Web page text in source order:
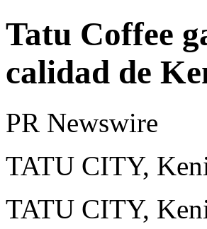
Tatu Coffee
calidad de
PR Newswire
TATU CITY,
TATU CITY,